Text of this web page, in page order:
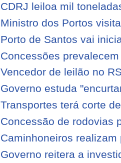
CDRJ leiloa mil
Ministro dos Portos
Porto de Santos vai
Concessões
Vencedor de leilão no
Governo estuda
Transportes terá corte
Concessão de rodovias
Caminhoneiros
Governo reitera a